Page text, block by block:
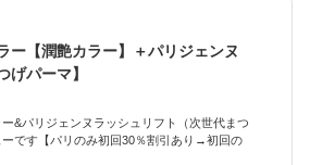
ー【潤艶カラー】＋パリジェンヌ
げパーマ】
ー&パリジェンヌラッシュリフト（次世代まつ
です【パリのみ初回30％割引あり→初回の